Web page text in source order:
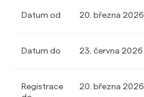
Datum od 20. března 2026
Datum do 23. června 2026
Registrace
20. března 2026